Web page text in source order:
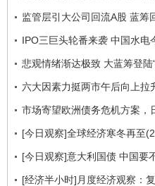
监管层引大公司回流A股 蓝筹
IPO三巨头轮番来袭 中国水电
悲观情绪渐达极致 大蓝筹登陆
六大因素力挺两市午后向上拉
市场寄望欧洲债务危机方案，
[今日观察]全球经济寒冬再至
[今日观察]意大利国债 中国要
[经济半小时]月度经济观察：